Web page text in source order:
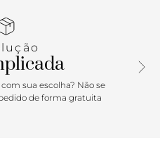
sua escolha? Não se
de forma gratuita